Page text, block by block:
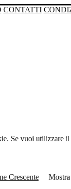
CONTATTI
Se vuoi utilizzare